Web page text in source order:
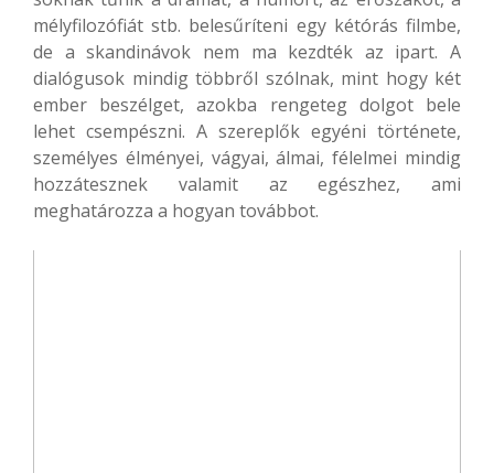
mélyfilozófiát stb. belesűríteni egy kétórás filmbe,
de a skandinávok nem ma kezdték az ipart. A
dialógusok mindig többről szólnak, mint hogy két
ember beszélget, azokba rengeteg dolgot bele
lehet csempészni. A szereplők egyéni története,
személyes élményei, vágyai, álmai, félelmei mindig
hozzátesznek valamit az egészhez, ami
meghatározza a hogyan továbbot.